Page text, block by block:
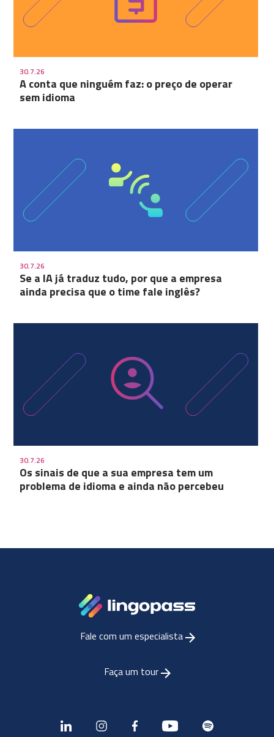
30.7.26
A conta que ninguém faz: o preço de operar
sem idioma
30.7.26
Se a IA já traduz tudo, por que a empresa
ainda precisa que o time fale inglês?
30.7.26
Os sinais de que a sua empresa tem um
problema de idioma e ainda não percebeu
Fale com um especialista
Faça um tour